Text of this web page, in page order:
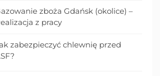
zboża Gdańsk (okolice) –
z pracy
zabezpieczyć chlewnię przed